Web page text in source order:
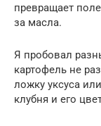
превращает
за масла.
Я пробовал
картофель не
ложку уксуса
клубня и его